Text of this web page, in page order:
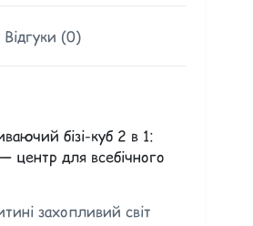
Відгуки (0)
бізі-куб 2 в 1:
центр для всебічного
захопливий світ